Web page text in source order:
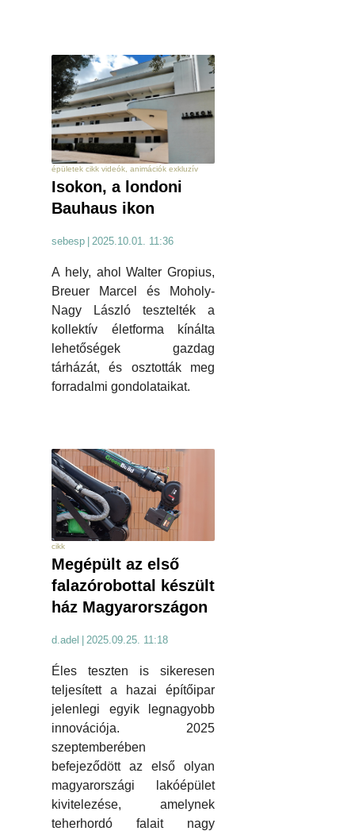
épületek cikk videók, animációk exkluzív
Isokon, a londoni
Bauhaus ikon
sebesp 2025.10.01. 11:36
A hely, ahol Walter Gropius,
Breuer Marcel és Moholy-
Nagy László tesztelték a
kollektív életforma kínálta
lehetőségek gazdag
tárházát, és osztották meg
forradalmi gondolataikat.
cikk
Megépült az első
falazórobottal készült
ház Magyarországon
d.adel 2025.09.25. 11:18
Éles teszten is sikeresen
teljesített a hazai építőipar
jelenlegi egyik legnagyobb
innovációja. 2025
szeptemberében
befejeződött az első olyan
magyarországi lakóépület
kivitelezése, amelynek
teherhordó falait nagy